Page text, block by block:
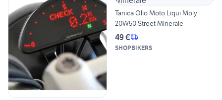
Tanica Olio Moto Liqui Moly
20W50 Street Minerale
49 €
SHOPBIKERS